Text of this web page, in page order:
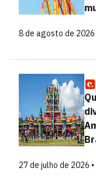
8 de agosto de 2026
27 de julho de 2026